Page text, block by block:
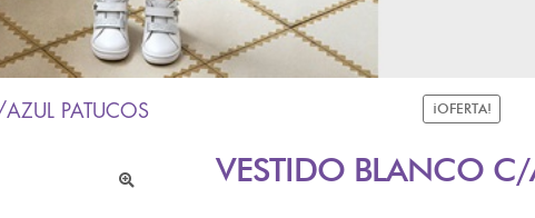
PATUCOS ¡OFERTA!
VESTIDO BLANCO C/